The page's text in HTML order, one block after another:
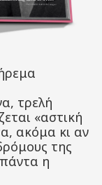
τρελή
«αστική
ακόμα κι αν
της
η